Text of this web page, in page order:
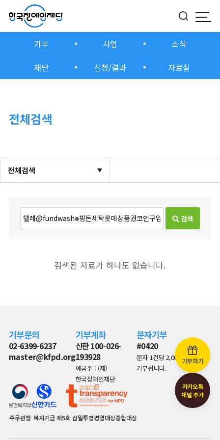
모
버튼
기부 사업
소식
재단
신청/결과 자료실
전체검색
전체검색
검색
검색된 자료가 하나도 없습니다.
기부하기
카카오톡
채널 추가
기부문의
02-6399-6237
master@kfpd.org
기부계좌
신한 100-026-
193928
예금주 : (재)
한국장애인재단
문자기부
#0420
문자 1건당 2,000원이
기부됩니다.
주무관청 복지기금제5회 삼일투명경영대상종합대상